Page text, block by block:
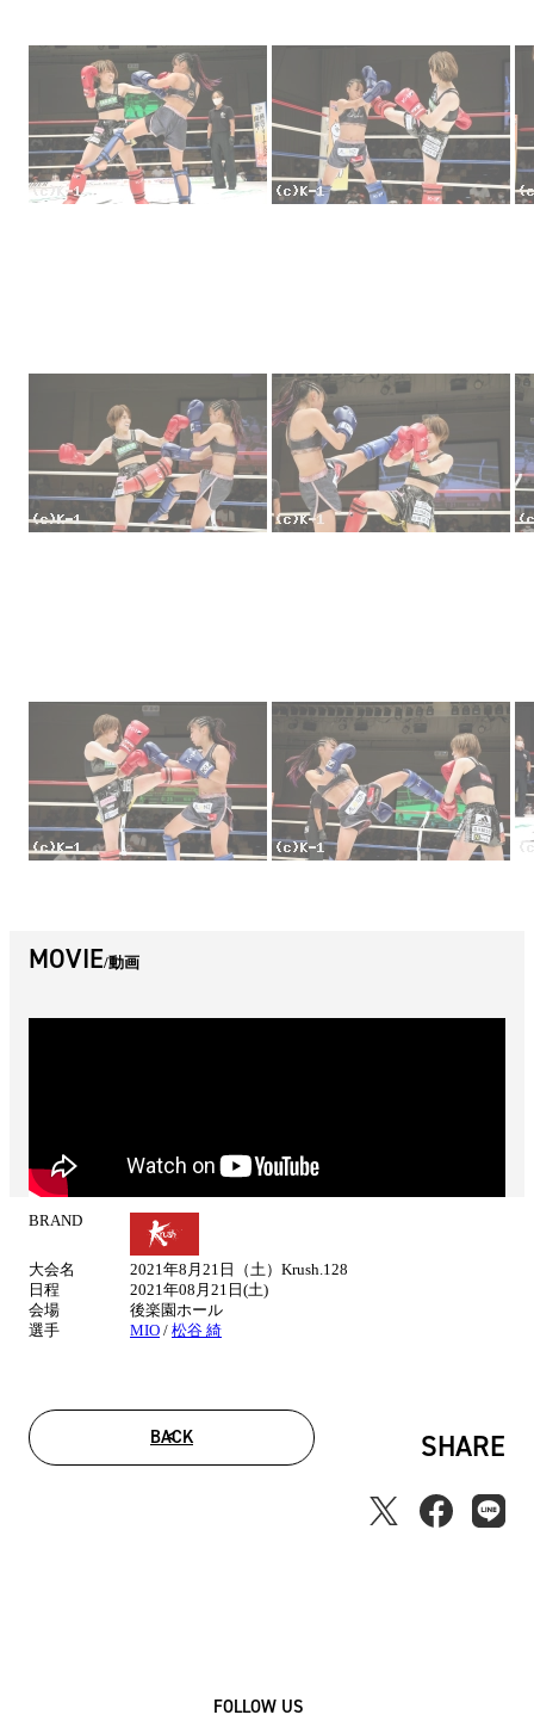
MOVIE 動画
BRAND
大会名
2021年8月21日（土）Krush.128
日程
2021年08月21日(土)
会場
後楽園ホール
選手
MIO / 松谷 綺
BACK SHARE
FOLLOW US